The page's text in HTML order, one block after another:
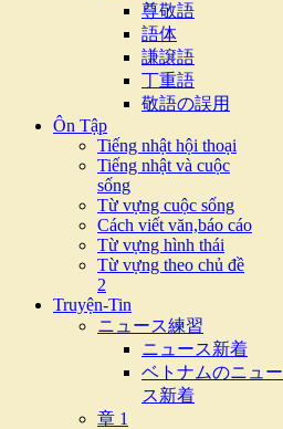
尊敬語
語体
謙譲語
丁重語
敬語の誤用
Ôn Tập
Tiếng nhật hội thoại
Tiếng nhật và cuộc
sống
Từ vựng cuộc sống
Cách viết văn,báo cáo
Từ vựng hình thái
Từ vựng theo chủ đề
2
Truyện-Tin
ニュース練習
ニュース新着
ベトナムのニュー
ス新着
章 1